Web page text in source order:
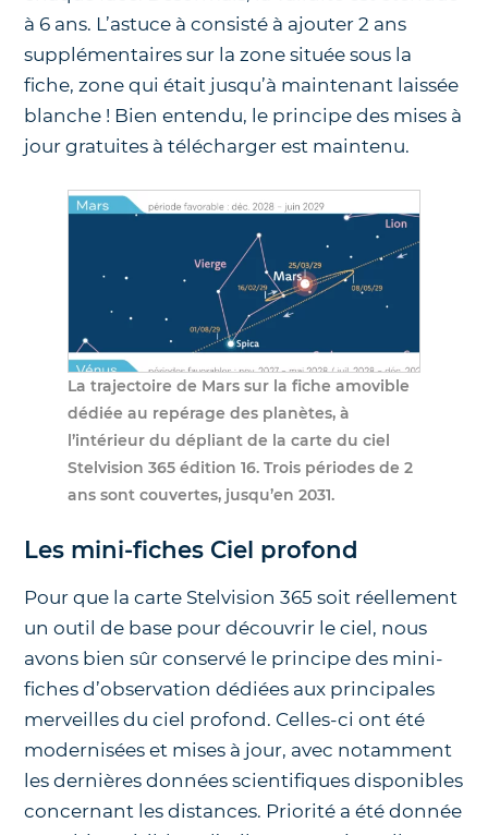
à 6 ans. L’astuce à consisté à ajouter 2 ans
supplémentaires sur la zone située sous la
fiche, zone qui était jusqu’à maintenant laissée
blanche ! Bien entendu, le principe des mises à
jour gratuites à télécharger est maintenu.
La trajectoire de Mars sur la fiche amovible
dédiée au repérage des planètes, à
l’intérieur du dépliant de la carte du ciel
Stelvision 365 édition 16. Trois périodes de 2
ans sont couvertes, jusqu’en 2031.
Les mini-fiches Ciel profond
Pour que la carte Stelvision 365 soit réellement
un outil de base pour découvrir le ciel, nous
avons bien sûr conservé le principe des mini-
fiches d’observation dédiées aux principales
merveilles du ciel profond. Celles-ci ont été
modernisées et mises à jour, avec notamment
les dernières données scientifiques disponibles
concernant les distances. Priorité a été donnée